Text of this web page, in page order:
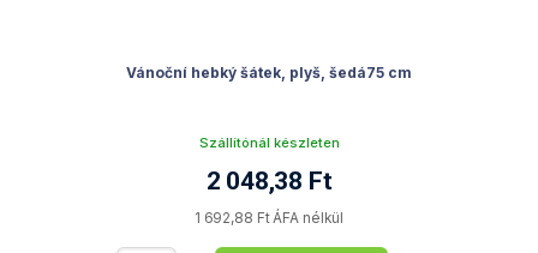
Vánoční hebký šátek, plyš, šedá75 cm
Szállítónál készleten
2 048,38 Ft
1 692,88 Ft ÁFA nélkül